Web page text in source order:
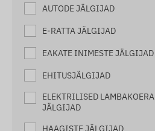
AUTODE JÄLGIJAD
E-RATTA JÄLGIJAD
EAKATE INIMESTE JÄLGIJAD
EHITUSJÄLGIJAD
ELEKTRILISED LAMBAKOERA
JÄLGIJAD
HAAGISTE JÄLGIJAD